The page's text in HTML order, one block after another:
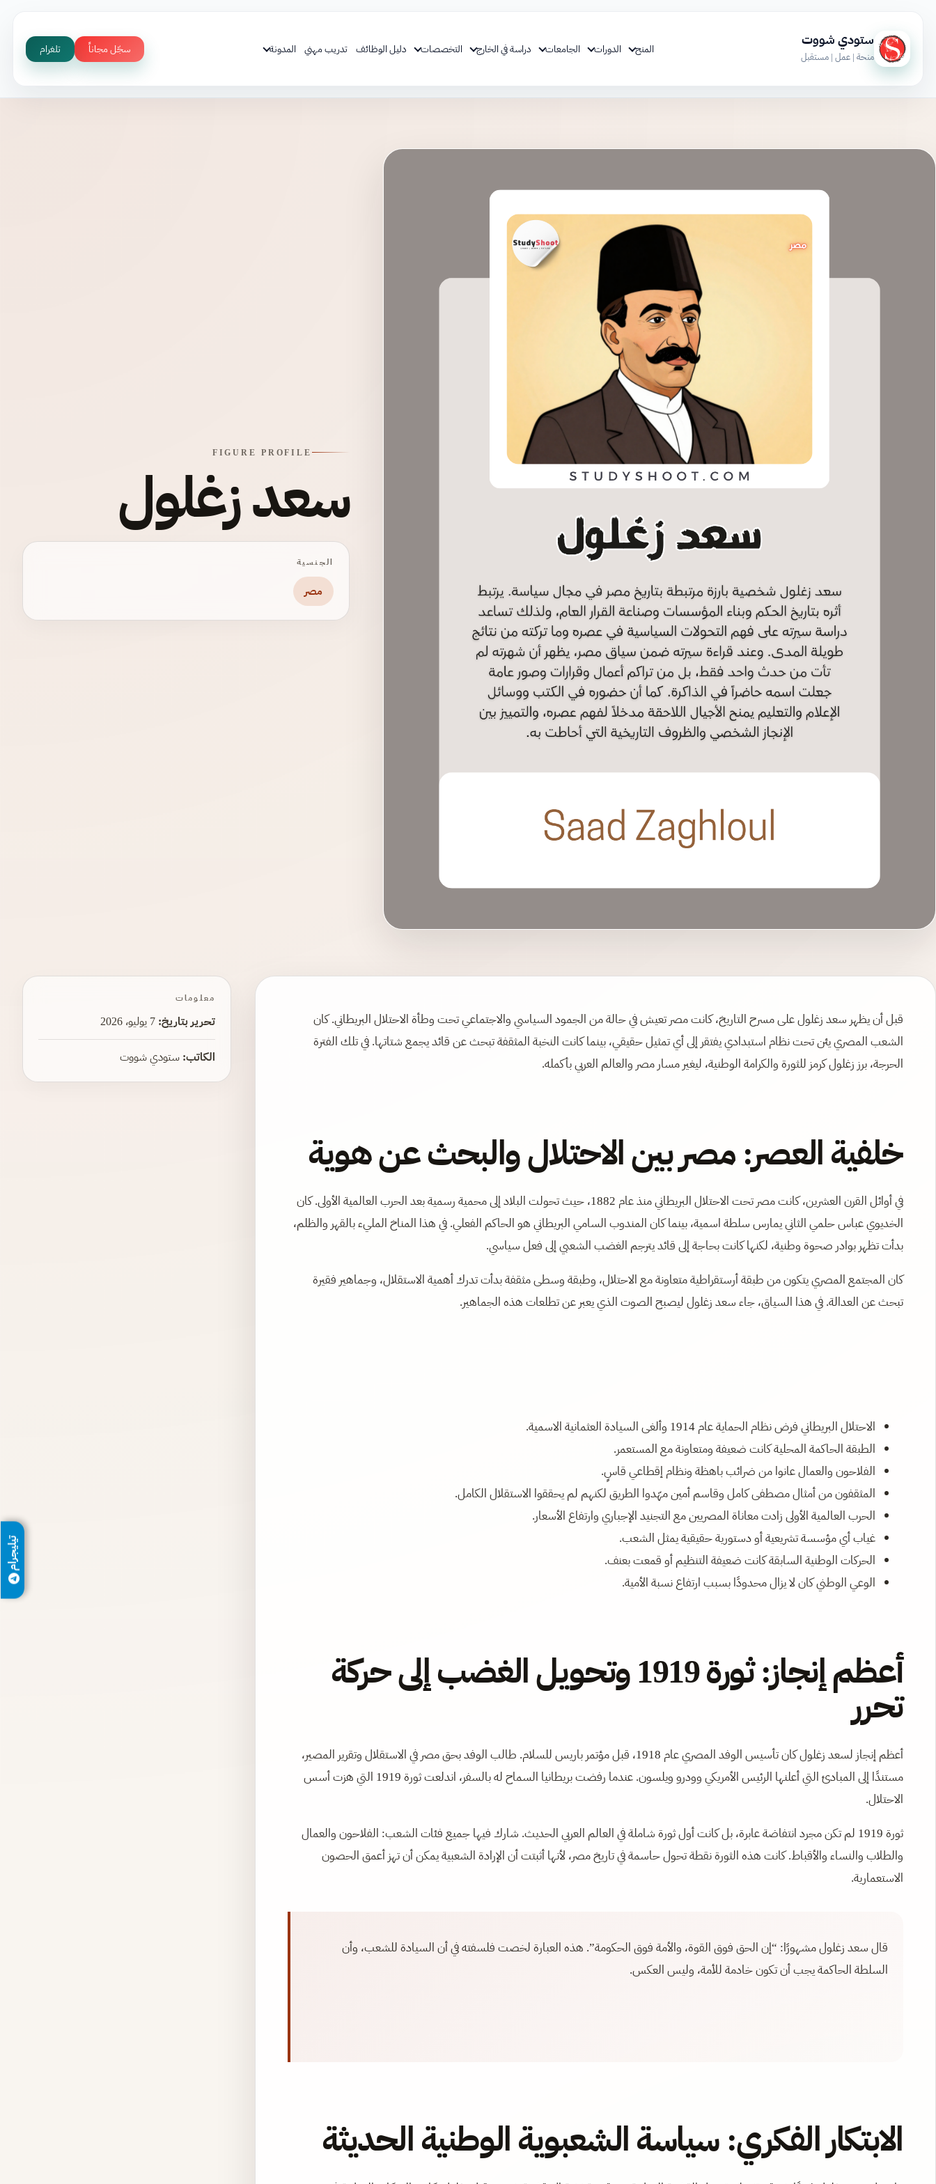
ستودي شووت
منحة | عمل | مستقبل
المنح الدورات الجامعات دراسة في الخارج التخصصات دليل الوظائف تدريب مهني المدونة سجّل مجاناً تلغرام
FIGURE PROFILE
سعد زغلول
الجنسية
مصر
قبل أن يظهر سعد زغلول على مسرح التاريخ، كانت مصر تعيش في حالة من الجمود السياسي والاجتماعي تحت وطأة الاحتلال البريطاني. كان
الشعب المصري يئن تحت نظام استبدادي يفتقر إلى أي تمثيل حقيقي، بينما كانت النخبة المثقفة تبحث عن قائد يجمع شتاتها. في تلك الفترة
الحرجة، برز زغلول كرمز للثورة والكرامة الوطنية، ليغير مسار مصر والعالم العربي بأكمله.
خلفية العصر: مصر بين الاحتلال والبحث عن هوية
في أوائل القرن العشرين، كانت مصر تحت الاحتلال البريطاني منذ عام 1882، حيث تحولت البلاد إلى محمية رسمية بعد الحرب العالمية الأولى. كان
الخديوي عباس حلمي الثاني يمارس سلطة اسمية، بينما كان المندوب السامي البريطاني هو الحاكم الفعلي. في هذا المناخ المليء بالقهر والظلم،
بدأت تظهر بوادر صحوة وطنية، لكنها كانت بحاجة إلى قائد يترجم الغضب الشعبي إلى فعل سياسي.
كان المجتمع المصري يتكون من طبقة أرستقراطية متعاونة مع الاحتلال، وطبقة وسطى مثقفة بدأت تدرك أهمية الاستقلال، وجماهير فقيرة
تبحث عن العدالة. في هذا السياق، جاء سعد زغلول ليصبح الصوت الذي يعبر عن تطلعات هذه الجماهير.
الاحتلال البريطاني فرض نظام الحماية عام 1914 وألغى السيادة العثمانية الاسمية.
الطبقة الحاكمة المحلية كانت ضعيفة ومتعاونة مع المستعمر.
الفلاحون والعمال عانوا من ضرائب باهظة ونظام إقطاعي قاسٍ.
المثقفون من أمثال مصطفى كامل وقاسم أمين مهّدوا الطريق لكنهم لم يحققوا الاستقلال الكامل.
الحرب العالمية الأولى زادت معاناة المصريين مع التجنيد الإجباري وارتفاع الأسعار.
غياب أي مؤسسة تشريعية أو دستورية حقيقية يمثل الشعب.
الحركات الوطنية السابقة كانت ضعيفة التنظيم أو قمعت بعنف.
الوعي الوطني كان لا يزال محدودًا بسبب ارتفاع نسبة الأمية.
أعظم إنجاز: ثورة 1919 وتحويل الغضب إلى حركة
تحرر
أعظم إنجاز لسعد زغلول كان تأسيس الوفد المصري عام 1918، قبل مؤتمر باريس للسلام. طالب الوفد بحق مصر في الاستقلال وتقرير المصير،
مستندًا إلى المبادئ التي أعلنها الرئيس الأمريكي وودرو ويلسون. عندما رفضت بريطانيا السماح له بالسفر، اندلعت ثورة 1919 التي هزت أسس
الاحتلال.
ثورة 1919 لم تكن مجرد انتفاضة عابرة، بل كانت أول ثورة شاملة في العالم العربي الحديث. شارك فيها جميع فئات الشعب: الفلاحون والعمال
والطلاب والنساء والأقباط. كانت هذه الثورة نقطة تحول حاسمة في تاريخ مصر، لأنها أثبتت أن الإرادة الشعبية يمكن أن تهز أعمق الحصون
الاستعمارية.
قال سعد زغلول مشهورًا: “إن الحق فوق القوة، والأمة فوق الحكومة”. هذه العبارة لخصت فلسفته في أن السيادة للشعب، وأن
السلطة الحاكمة يجب أن تكون خادمة للأمة، وليس العكس.
الابتكار الفكري: سياسة الشعبوية الوطنية الحديثة
معلومات
تحرير بتاريخ:
الكاتب: ستودي شووت
تيليجرام